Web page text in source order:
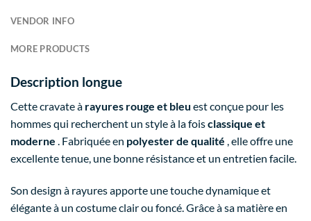
VENDOR INFO
MORE PRODUCTS
Description longue
Cette cravate à rayures rouge et bleu est conçue pour les
hommes qui recherchent un style à la foisclassique et
moderne . Fabriquée en polyester de qualité , elle offre une
excellente tenue, une bonne résistance et un entretien facile.
Son design à rayures apporte une touche dynamique et
élégante à un costume clair ou foncé. Grâce à sa matière en